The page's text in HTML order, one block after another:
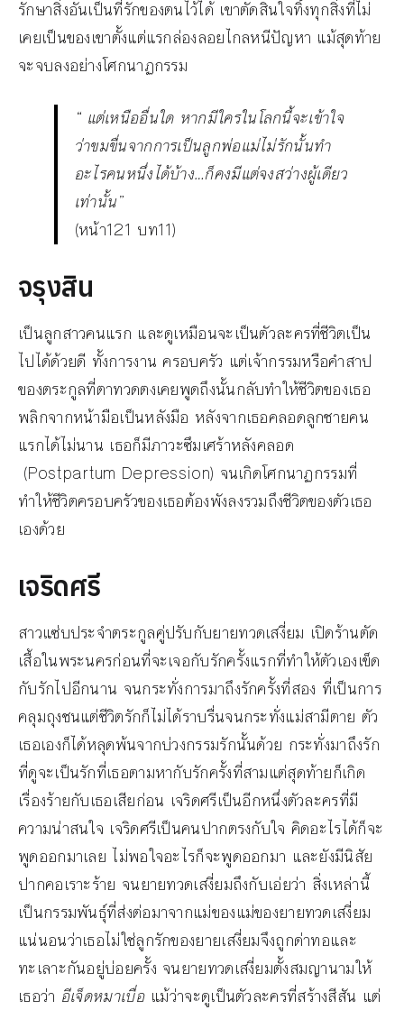
รักษาสิ่งอันเป็นที่รักของตนไว้ได้ เขาตัดสินใจทิ้งทุกสิ่งที่ไม่
เคยเป็นของเขาตั้งแต่แรกล่องลอยไกลหนีปัญหา แม้สุดท้าย
จะจบลงอย่างโศกนาฏกรรม
“ แต่เหนืออื่นใด หากมีใครในโลกนี้จะเข้าใจ
ว่าขมขื่นจากการเป็นลูกพ่อแม่ไม่รักนั้นทำ
อะไรคนหนึ่งได้บ้าง…ก็คงมีแต่จงสว่างผู้เดียว
เท่านั้น”
(หน้า121 บท11)
จรุงสิน
เป็นลูกสาวคนแรก และดูเหมือนจะเป็นตัวละครที่ชีวิตเป็น
ไปได้ด้วยดี ทั้งการงาน ครอบครัว แต่เจ้ากรรมหรือคำสาป
ของตระกูลที่ตาทวดตงเคยพูดถึงนั้นกลับทำให้ชีวิตของเธอ
พลิกจากหน้ามือเป็นหลังมือ หลังจากเธอคลอดลูกชายคน
แรกได้ไม่นาน เธอก็มีภาวะซึมเศร้าหลังคลอด
(Postpartum Depression) จนเกิดโศกนาฏกรรมที่
ทำให้ชีวิตครอบครัวของเธอต้องพังลงรวมถึงชีวิตของตัวเธอ
เองด้วย
เจริดศรี
สาวแซ่บประจำตระกูลคู่ปรับกับยายทวดเสงี่ยม เปิดร้านตัด
เสื้อในพระนครก่อนที่จะเจอกับรักครั้งแรกที่ทำให้ตัวเองเข็ด
กับรักไปอีกนาน จนกระทั่งการมาถึงรักครั้งที่สอง ที่เป็นการ
คลุมถุงชนแต่ชีวิตรักก็ไม่ได้ราบรื่นจนกระทั่งแม่สามีตาย ตัว
เธอเองก็ได้หลุดพ้นจากบ่วงกรรมรักนั้นด้วย กระทั่งมาถึงรัก
ที่ดูจะเป็นรักที่เธอตามหากับรักครั้งที่สามแต่สุดท้ายก็เกิด
เรื่องร้ายกับเธอเสียก่อน เจริดศรีเป็นอีกหนึ่งตัวละครที่มี
ความน่าสนใจ เจริดศรีเป็นคนปากตรงกับใจ คิดอะไรได้ก็จะ
พูดออกมาเลย ไม่พอใจอะไรก็จะพูดออกมา และยังมีนิสัย
ปากคอเราะร้าย จนยายทวดเสงี่ยมถึงกับเอ่ยว่า สิ่งเหล่านี้
เป็นกรรมพันธุ์ที่ส่งต่อมาจากแม่ของแม่ของยายทวดเสงี่ยม
แน่นอนว่าเธอไม่ใช่ลูกรักของยายเสงี่ยมจึงถูกด่าทอและ
ทะเลาะกันอยู่บ่อยครั้ง จนยายทวดเสงี่ยมตั้งสมญานามให้
เธอว่า อีเจ็ดหมาเบื่อแม้ว่าจะดูเป็นตัวละครที่สร้างสีสัน แต่